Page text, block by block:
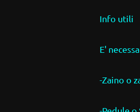
Info utili
E'
-Zaino o